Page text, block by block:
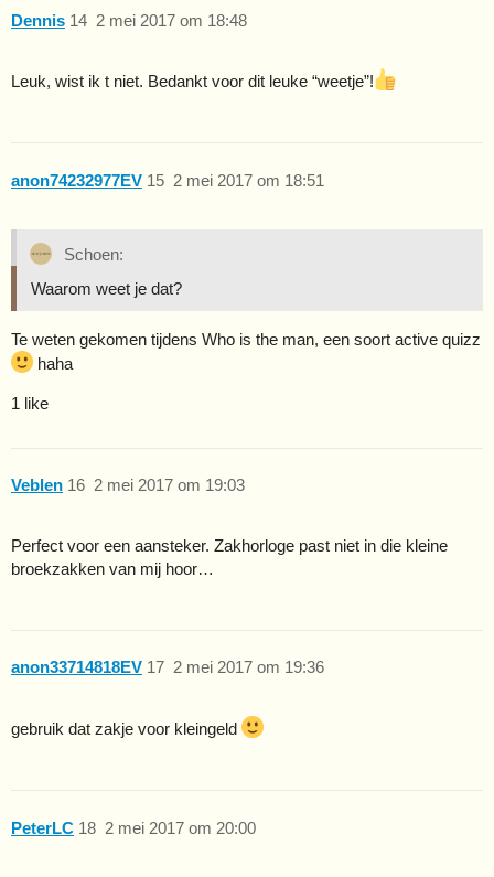
Dennis 2 mei 2017 om 18:48
14
Leuk, wist ik t niet. Bedankt voor dit leuke “weetje”!
anon74232977EV 2 mei 2017 om 18:51
15
Schoen:
Waarom weet je dat?
Te weten gekomen tijdens Who is the man, een soort active quizz
haha
1 like
Veblen 2 mei 2017 om 19:03
16
Perfect voor een aansteker. Zakhorloge past niet in die kleine
broekzakken van mij hoor…
anon33714818EV 2 mei 2017 om 19:36
17
gebruik dat zakje voor kleingeld
PeterLC 2 mei 2017 om 20:00
18